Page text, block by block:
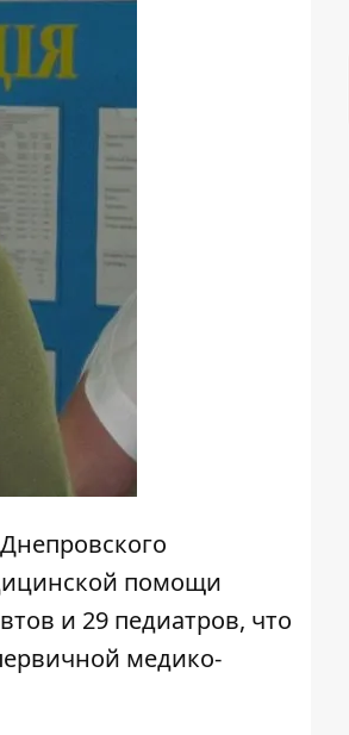
помощи
и 29 педиатров, что
медико-